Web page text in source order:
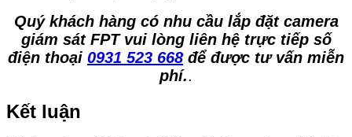
Quý khách hàng có nhu cầu lắp đặt camera
giám sát FPT vui lòng liên hệ trực tiếp số
điện thoại 0931 523 668 để được tư vấn miễn
phí..
Kết luận